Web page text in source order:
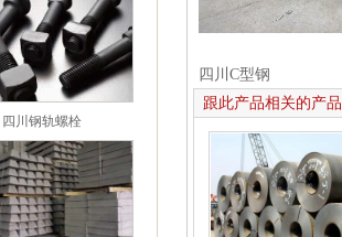
业建材采购量环比降8.49%
业资讯】四川钢轨：钢铁行业下游一周动
点评（20191215）
业资讯】四川钢轨：2020年钢价仍处于下
道中
业资讯】成都钢轨：河北省启动区域一重
天气Ⅱ级应急响应
业资讯】四川钢轨：如何保障海外铁矿石
的稳定供应？
四川钢轨螺栓
四川C型钢
跟此产品相关的产品